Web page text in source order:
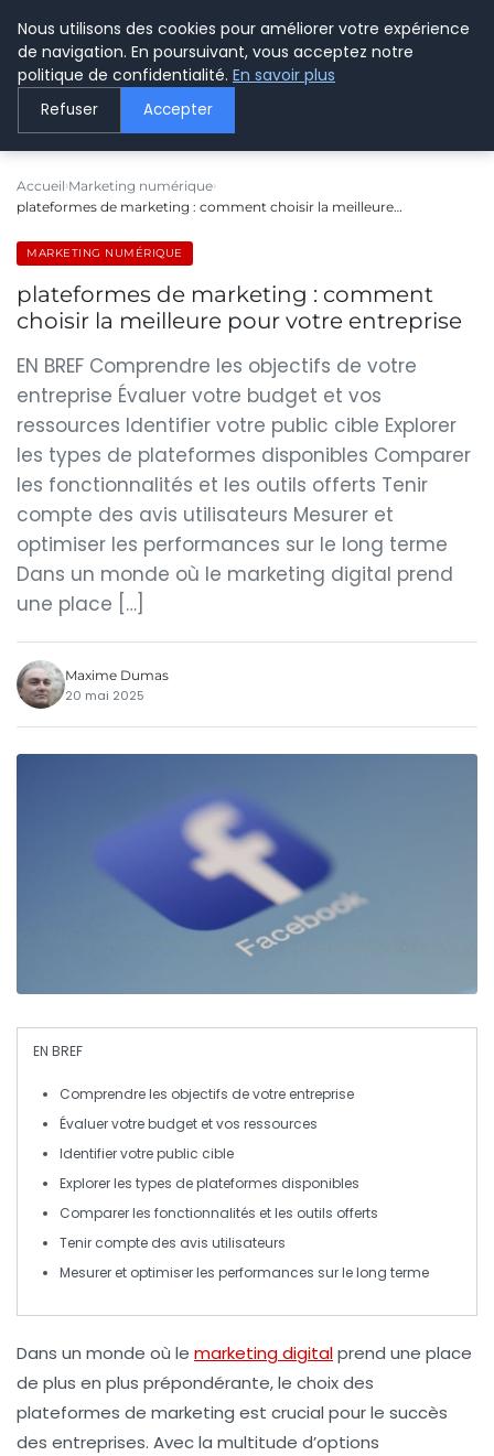
LE WEBMARKETING
Accueil Marketing numérique
plateformes de marketing : comment choisir la meilleure…
MARKETING NUMÉRIQUE
plateformes de marketing : comment
choisir la meilleure pour votre entreprise
EN BREF Comprendre les objectifs de votre
entreprise Évaluer votre budget et vos
ressources Identifier votre public cible Explorer
les types de plateformes disponibles Comparer
les fonctionnalités et les outils offerts Tenir
compte des avis utilisateurs Mesurer et
optimiser les performances sur le long terme
Dans un monde où le marketing digital prend
une place […]
Maxime Dumas
20 mai 2025
EN BREF
Comprendreles objectifs de votre entreprise
Évaluer votrebudget et vos ressources
Identifier votrepublic cible
Explorer les types de plateformes disponibles
Comparer les fonctionnalités et les outils offerts
Tenir compte des avis utilisateurs
Mesurer et optimiserles performances sur le long terme
Dans un monde où le marketing digitalprend une place
de plus en plus prépondérante, le choix des
plateformes de marketing est crucial pour le succès
des entreprises. Avec la multitude d’options
Nous utilisons des cookies pour améliorer votre expérience
de navigation. En poursuivant, vous acceptez notre
politique de confidentialité. En savoir plus
Refuser Accepter